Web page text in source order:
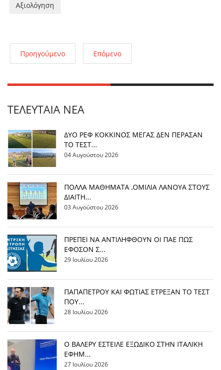
Προηγούμενο Επόμενο
ΤΕΛΕΥΤΑΊΑ ΝΈΑ
ΔΥΟ ΡΕΦ ΚΟΚΚΙΝΟΣ ΜΕΓΑΣ ΔΕΝ ΠΕΡΑΣΑΝ
ΤΟ ΤΕΣΤ...
04 Αυγούστου 2026
ΠΟΛΛΑ ΜΑΘΗΜΑΤΑ ,ΟΜΙΛΙΑ ΛΑΝΟΥΑ ΣΤΟΥΣ
ΔΙΑΙΤΗ...
03 Αυγούστου 2026
ΠΡΕΠΕΙ ΝΑ ΑΝΤΙΛΗΦΘΟΥΝ ΟΙ ΠΑΕ ΠΩΣ
ΕΦΟΣΟΝ Σ...
29 Ιουλίου 2026
ΠΑΠΑΠΕΤΡΟΥ ΚΑΙ ΦΩΤΙΑΣ ΕΤΡΕΞΑΝ ΤΟ ΤΕΣΤ
ΠΟΥ...
28 Ιουλίου 2026
Ο ΒΑΛΕΡΥ ΕΣΤΕΙΛΕ ΕΞΩΔΙΚΟ ΣΤΗΝ ΙΤΑΛΙΚΗ
ΕΦΗΜ...
27 Ιουλίου 2026